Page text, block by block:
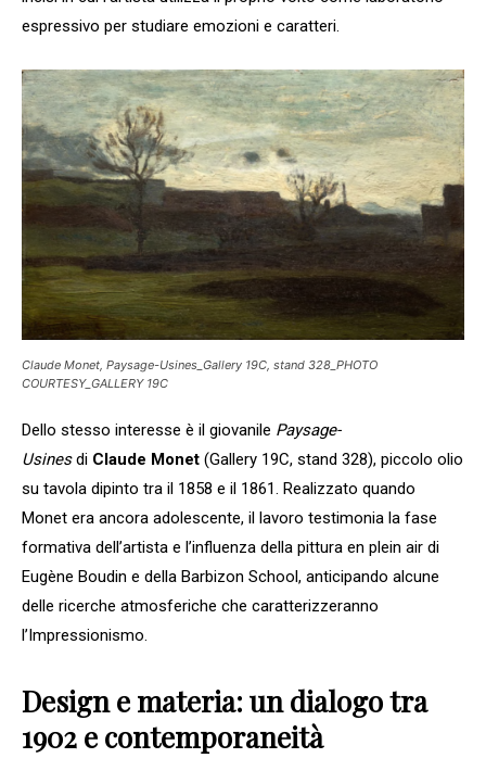
espressivo per studiare emozioni e caratteri.
Claude Monet, Paysage-Usines_Gallery 19C, stand 328_PHOTO
COURTESY_GALLERY 19C
Dello stesso interesse è il giovanile Paysage-
Usinesdi Claude Monet (Gallery 19C, stand 328), piccolo olio
su tavola dipinto tra il 1858 e il 1861. Realizzato quando
Monet era ancora adolescente, il lavoro testimonia la fase
formativa dell’artista e l’influenza della pittura en plein air di
Eugène Boudin e della Barbizon School, anticipando alcune
delle ricerche atmosferiche che caratterizzeranno
l’Impressionismo.
Design e materia: un dialogo tra
1902 e contemporaneità